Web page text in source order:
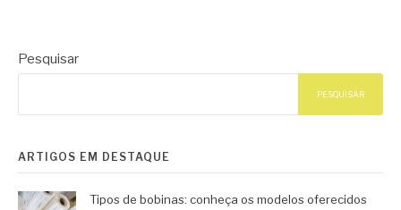
Pesquisar
PESQUISAR
ARTIGOS EM DESTAQUE
Tipos de bobinas: conheça os modelos oferecidos